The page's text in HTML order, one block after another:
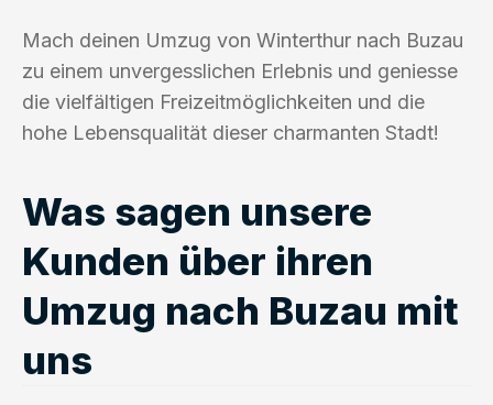
Mach deinen Umzug von Winterthur nach Buzau
zu einem unvergesslichen Erlebnis und geniesse
die vielfältigen Freizeitmöglichkeiten und die
hohe Lebensqualität dieser charmanten Stadt!
Was sagen unsere
Kunden über ihren
Umzug nach Buzau mit
uns